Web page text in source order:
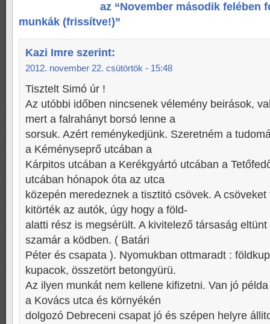
az “November második felében
munkák (frissítve!)”
Kazi Imre szerint:
2012. november 22. csütörtök - 15:48
Tisztelt Simó úr !
Az utóbbi időben nincsenek vélemény beirások,
mert a falrahányt borsó lenne a
sorsuk. Azért reménykedjünk. Szeretném a
a Kéményseprő utcában a
Kárpitos utcában a Kerékgyártó utcában a
utcában hónapok óta az utca
közepén meredeznek a tisztitó csövek. A
kitörték az autók, úgy hogy a föld-
alatti rész is megsérült. A kivitelező társaság
szamár a ködben. ( Batári
Péter és csapata ). Nyomukban ottmaradt :
kupacok, összetört betongyürü.
Az ilyen munkát nem kellene kifizetni. Van jó
a Kovács utca és környékén
dolgozó Debreceni csapat jó és szépen helyre